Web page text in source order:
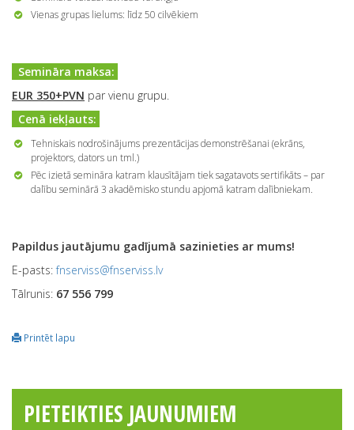
Vienas grupas lielums: līdz 50 cilvēkiem
Semināra maksa:
EUR 350+PVN par vienu grupu.
Cenā iekļauts:
Tehniskais nodrošinājums prezentācijas demonstrēšanai (ekrāns,
projektors, dators un tml.)
Pēc izietā semināra katram klausītājam tiek sagatavots sertifikāts – par
dalību seminārā 3 akadēmisko stundu apjomā katram dalībniekam.
Papildus jautājumu gadījumā sazinieties ar mums!
E-pasts:fnserviss@fnserviss.lv
Tālrunis: 67 556 799
Printēt lapu
PIETEIKTIES JAUNUMIEM